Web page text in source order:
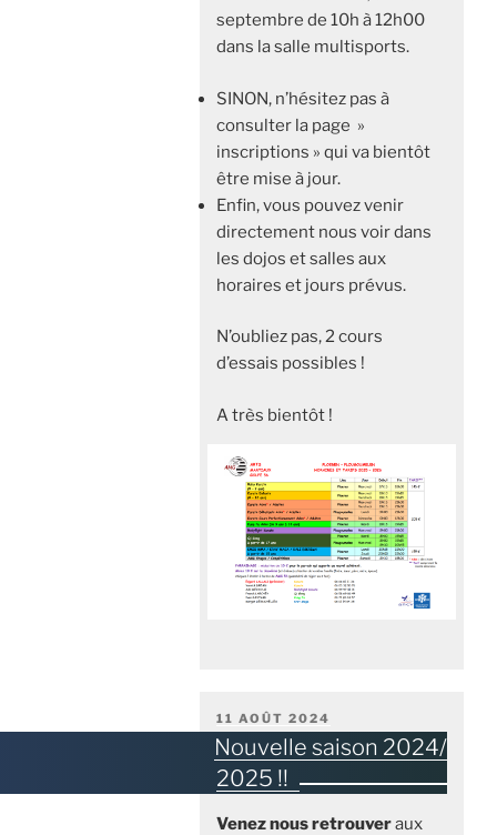
septembre de 10h à 12h00
dans la salle multisports.
SINON, n’hésitez pas à
consulter la page »
inscriptions » qui va bientôt
être mise à jour.
Enfin, vous pouvez venir
directement nous voir dans
les dojos et salles aux
horaires et jours prévus.
N’oubliez pas, 2 cours
d’essais possibles !
A très bientôt !
PUBLIÉ
LE
11 AOÛT 2024
Nouvelle saison 2024/
2025 !!
Venez nous retrouveraux